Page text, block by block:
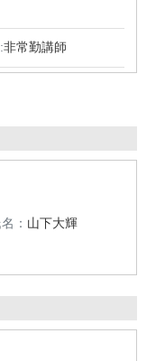
非常勤講師
： 山下大輝